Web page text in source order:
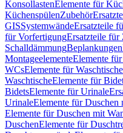
KonsollastenElemente für
KüchenspülenZubehör
GISSystemwändeErsatzteile
für VorfertigungErsatzteile
SchalldämmungBeplankungen
MontageelementeElemente
WCsElemente für Waschtische
WaschtischeElemente für
BidetsElemente für Urinale
UrinaleElemente für Duschen
Elemente für Duschen mit
DuschenElemente für